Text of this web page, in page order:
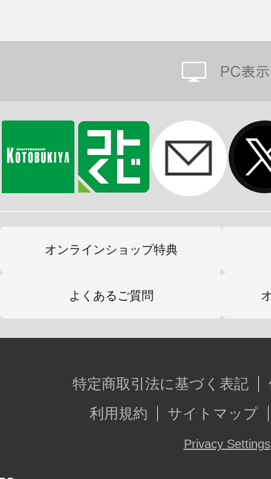
オンラインショップ特典
よくあるご質問
特定商取引法に基づく表記
利用規約
サイトマップ
Privacy Settings